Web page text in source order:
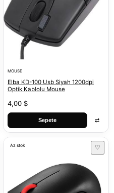
MOUSE
Elba KD-100 Usb Siyah 1200dpi
Optik Kablolu Mouse
4,00 $
Sepete ⇄
Az stok ♡